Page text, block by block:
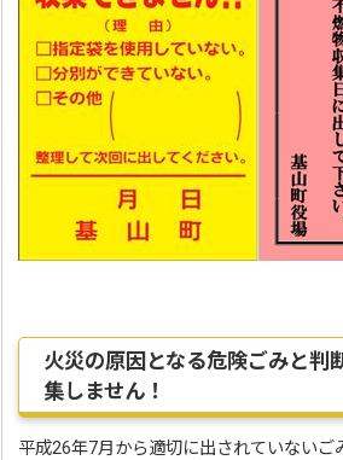
火災の原因となる危険ごみと判
集しません！
平成26年7月から適切に出されていないご